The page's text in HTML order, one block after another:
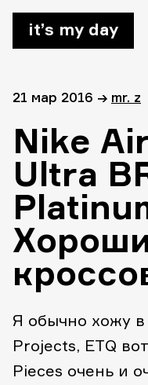
it’s my day
21 мар 2016 → mr. z
Nike
Ultra
Я обычно хожу в
Projects, ETQ
Pieces очень и